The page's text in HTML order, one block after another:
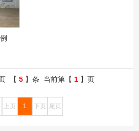
【 5 】条 当前第【 1 】页
上页 1 下页 尾页